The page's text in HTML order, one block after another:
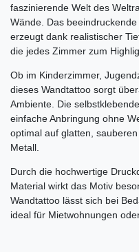
faszinierende Welt des
Wände. Das
erzeugt dank realistischer
die jedes Zimmer zum
Ob im Kinderzimmer,
dieses Wandtattoo sorgt
Ambiente. Die
einfache Anbringung ohne
optimal auf glatten,
Metall.
Durch die hochwertige
Material wirkt das Motiv
Wandtattoo lässt sich bei
ideal für Mietwohnungen